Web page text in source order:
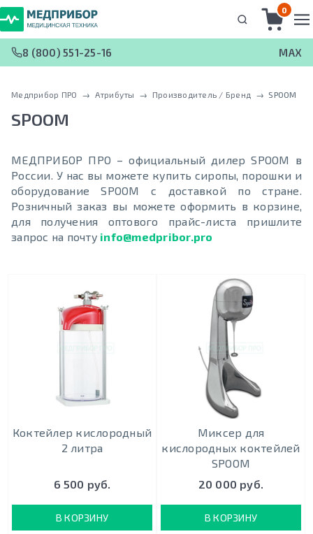
0
8 (800) 551-25-16 MAX
Медприбор ПРО → Атрибуты → Производитель / Бренд → SPOOM
SPOOM
МЕДПРИБОР ПРО – официальный дилер SPOOM в
России. У нас вы можете купить сиропы, порошки и
оборудование SPOOM с доставкой по стране.
Розничный заказ вы можете оформить в корзине,
для получения оптового прайс-листа пришлите
запрос на почту info@medpribor.pro
Коктейлер кислородный
2 литра
6 500 руб.
В КОРЗИНУ
Миксер для
кислородных коктейлей
SPOOM
20 000 руб.
В КОРЗИНУ